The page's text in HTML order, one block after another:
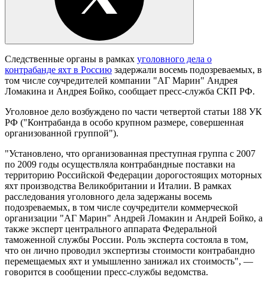
Следственные органы в рамках уголовного дела о
контрабанде яхт в Россию задержали восемь подозреваемых, в
том числе соучредителей компании "АГ Марин" Андрея
Ломакина и Андрея Бойко, сообщает пресс-служба СКП РФ.
Уголовное дело возбуждено по части четвертой статьи 188 УК
РФ ("Контрабанда в особо крупном размере, совершенная
организованной группой").
"Установлено, что организованная преступная группа с 2007
по 2009 годы осуществляла контрабандные поставки на
территорию Российской Федерации дорогостоящих моторных
яхт производства Великобритании и Италии. В рамках
расследования уголовного дела задержаны восемь
подозреваемых, в том числе соучредители коммерческой
организации "AГ Марин" Андрей Ломакин и Андрей Бойко, а
также эксперт центрального аппарата Федеральной
таможенной службы России. Роль эксперта состояла в том,
что он лично проводил экспертизы стоимости контрабандно
перемещаемых яхт и умышленно занижал их стоимость", —
говорится в сообщении пресс-службы ведомства.